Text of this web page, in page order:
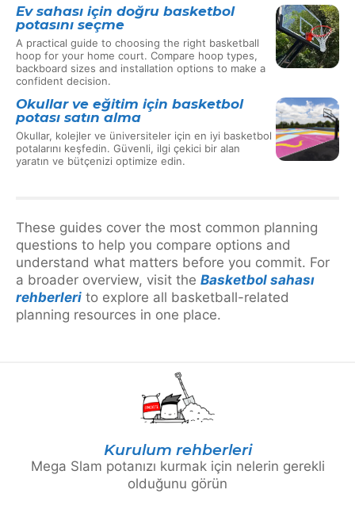
Ev sahası için doğru basketbol
potasını seçme
A practical guide to choosing the right basketball
hoop for your home court. Compare hoop types,
backboard sizes and installation options to make a
confident decision.
Okullar ve eğitim için basketbol
potası satın alma
Okullar, kolejler ve üniversiteler için en iyi basketbol
potalarını keşfedin. Güvenli, ilgi çekici bir alan
yaratın ve bütçenizi optimize edin.
These guides cover the most common planning
questions to help you compare options and
understand what matters before you commit. For
a broader overview, visit the Basketbol sahası
rehberleri to explore all basketball-related
planning resources in one place.
Kurulum rehberleri
Mega Slam potanızı kurmak için nelerin gerekli
olduğunu görün